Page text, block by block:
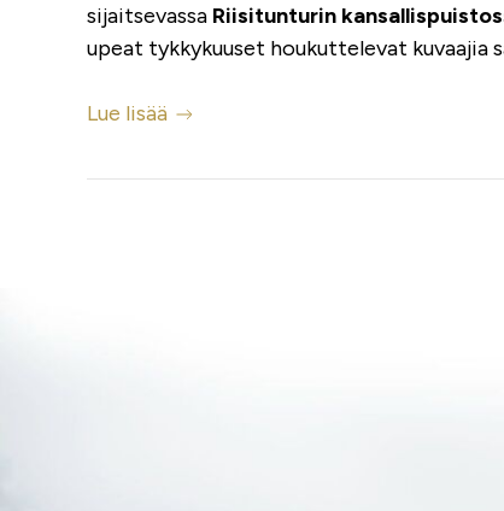
sijaitsevassa Riisitunturin
upeat tykkykuuset houkuttelevat kuvaajia
Lue lisää